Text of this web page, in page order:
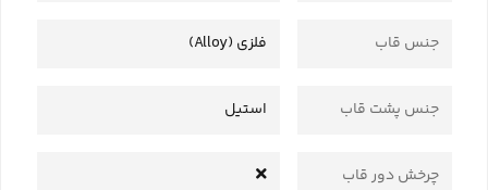
جنس قاب فلزی (Alloy)
جنس پشت قاب استیل
چرخش دور قاب